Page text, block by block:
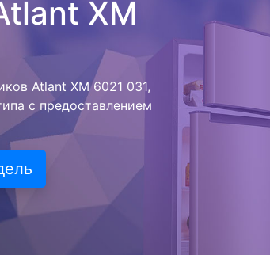
Atlant XM 6021
Atlant XM 6021 031
предстоит ожидать
техника сдается,
фиксируется.
, выезд